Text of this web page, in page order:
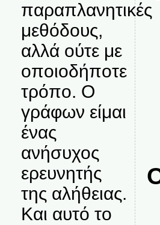
παραπλανητικές
μεθόδους,
αλλά ούτε με
οποιοδήποτε
τρόπο. Ο
γράφων είμαι
ένας
ανήσυχος
ερευνητής
της αλήθειας.
Και αυτό το